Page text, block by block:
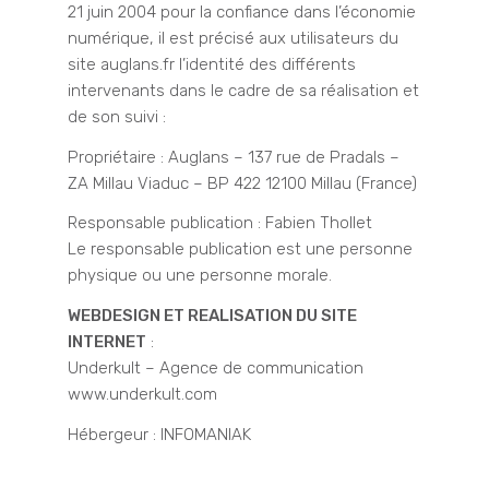
21 juin 2004 pour la confiance dans l’économie
numérique, il est précisé aux utilisateurs du
site auglans.fr l’identité des différents
intervenants dans le cadre de sa réalisation et
de son suivi :
Propriétaire : Auglans – 137 rue de Pradals –
ZA Millau Viaduc – BP 422 12100 Millau (France)
Responsable publication : Fabien Thollet
Le responsable publication est une personne
physique ou une personne morale.
WEBDESIGN ET REALISATION DU SITE
INTERNET :
Underkult – Agence de communication
www.underkult.com
Hébergeur : INFOMANIAK